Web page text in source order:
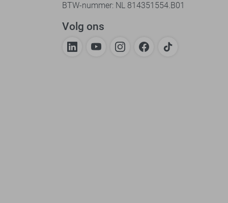
BTW-nummer: NL 814351554.B01
Volg ons